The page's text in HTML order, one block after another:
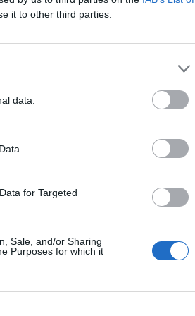
it to other third parties.
data.
for Targeted
Sale, and/or Sharing
Purposes for which it
ha la
non è un
non
e del
il Pd. In
stravaganti e
in qualche
non è
però
come
nella
è di quelle
perché è